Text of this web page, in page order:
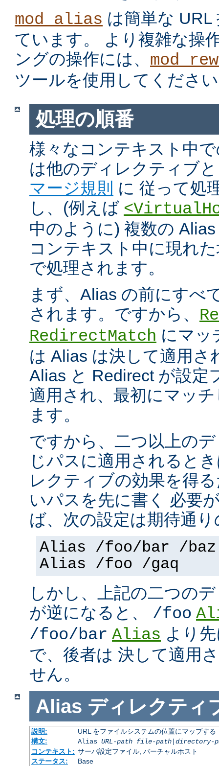
mod_alias は簡単な URL
ています。 より複雑な操
ングの操作には、
ツールを使用してくださ
処理の順番
様々なコンテキスト中
は他のディレクティブ
マージ規則 に 従って処
し、(例えば
中のように) 複数の
コンテキスト中に現れ
で処理されます。
まず、Alias の前にすべ
されます。ですから、
RedirectMatch にマッ
は Alias は決して適用さ
Alias と Redirect が設定
適用され、最初にマッ
ます。
ですから、二つ以上の
じパスに適用されると
レクティブの効果を得
いパスを先に書く 必要
ば、次の設定は期待通
Alias /foo/bar /baz
Alias /foo /gaq
しかし、上記の二つの
が逆になると、 /foo
/foo/bar Alias より
で、後者は 決して適用
せん。
Alias ディレクティ
説明:
URL をファイルシステムの位置にマップする
構文:
Alias URL-path file-path| directory-
コンテキスト: サーバ設定ファイル, バーチャルホスト
ステータス:
Base